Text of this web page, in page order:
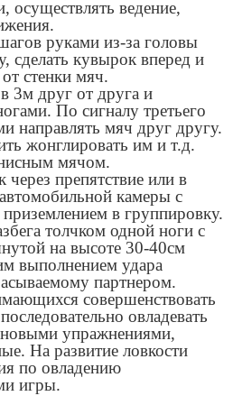
осуществлять ведение,
руками из-за головы
сделать кувырок вперед и
стенки мяч.
3м друг от друга и
По сигналу третьего
направлять мяч друг другу.
жонглировать им и т.д.
мячом.
препятствие или в
камеры с
в группировку.
толчком одной ноги с
на высоте 30-40см
выполнением удара
партнером.
совершенствовать
овладевать
новыми упражнениями,
На развитие ловкости
по овладению
игры.